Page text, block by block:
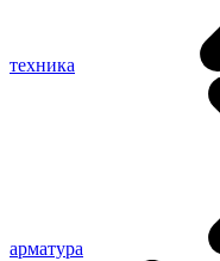
техника
арматура